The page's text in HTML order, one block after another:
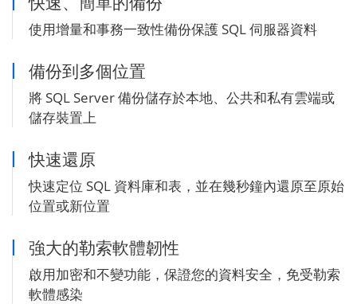
使用增量和事務一致性備份保護 SQL 伺服器資料
備份到多個位置
將 SQL Server 備份儲存於本地、公共和私有雲端或
儲存裝置上
快速還原
快速定位 SQL 資料庫和表，並在幾秒鐘內還原至原始
位置或新位置
強大的勒索軟體韌性
啟用加密和不變功能，保證您的資料安全，免受勒索
軟體感染